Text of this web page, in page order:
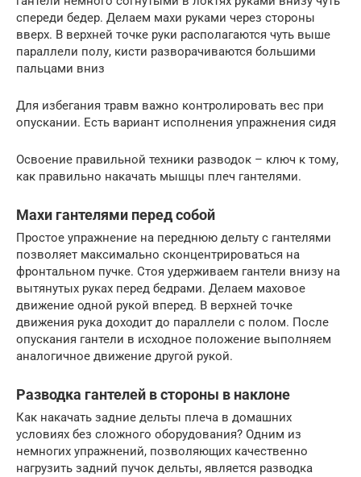
спереди бедер. Делаем махи руками через стороны
вверх. В верхней точке руки располагаются чуть выше
параллели полу, кисти разворачиваются большими
пальцами вниз
Для избегания травм важно контролировать вес при
опускании. Есть вариант исполнения упражнения сидя
Освоение правильной техники разводок – ключ к тому,
как правильно накачать мышцы плеч гантелями.
Махи гантелями перед собой
Простое упражнение на переднюю дельту с гантелями
позволяет максимально сконцентрироваться на
фронтальном пучке. Стоя удерживаем гантели внизу на
вытянутых руках перед бедрами. Делаем маховое
движение одной рукой вперед. В верхней точке
движения рука доходит до параллели с полом. После
опускания гантели в исходное положение выполняем
аналогичное движение другой рукой.
Разводка гантелей в стороны в наклоне
Как накачать задние дельты плеча в домашних
условиях без сложного оборудования? Одним из
немногих упражнений, позволяющих качественно
нагрузить задний пучок дельты, является разводка